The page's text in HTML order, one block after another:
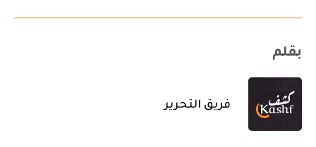
بقلم
فريق التحرير